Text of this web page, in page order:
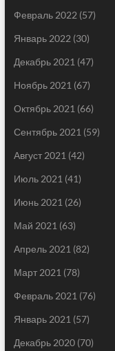
Февраль 2022 (57)
Январь 2022 (30)
Декабрь 2021 (47)
Ноябрь 2021 (67)
Октябрь 2021 (66)
Сентябрь 2021 (59)
Август 2021 (42)
Июль 2021 (41)
Июнь 2021 (26)
Май 2021 (63)
Апрель 2021 (82)
Март 2021 (78)
Февраль 2021 (76)
Январь 2021 (57)
Декабрь 2020(70)